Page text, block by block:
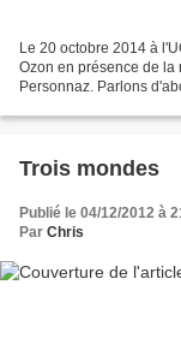
Le 20 octobre 2014 à
Ozon en présence de la
Personnaz. Parlons
Trois mondes
Publié le 04/12/2012 à
Par Chris